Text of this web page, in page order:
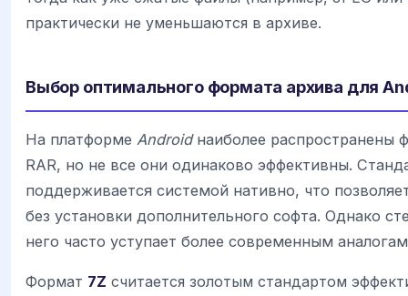
практически не уменьшаются в архиве.
Выбор оптимального формата архива для
На платформе Androidнаиболее распространены
RAR, но не все они одинаково эффективны.
поддерживается системой нативно, что
без установки дополнительного софта. Однако
него часто уступает более современным
Формат 7Z считается золотым стандартом